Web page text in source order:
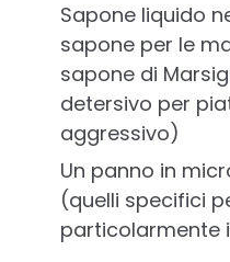
Sapone liquido
sapone per le
sapone di
detersivo per
aggressivo)
Un panno in
(quelli specifici
particolarmente